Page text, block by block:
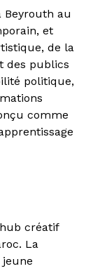
Beyrouth au
et
de la
des publics
politique,
comme
créatif
La